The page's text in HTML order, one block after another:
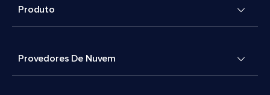
Produto
Provedores De Nuvem